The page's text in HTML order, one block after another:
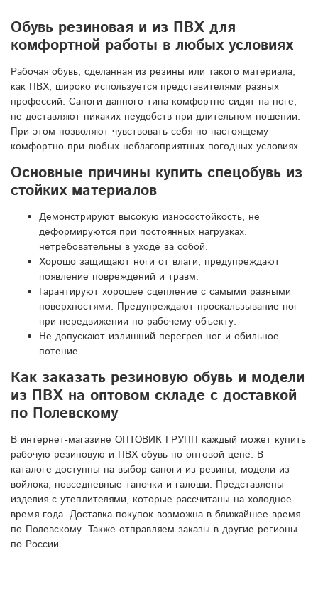
Обувь резиновая и из ПВХ для
комфортной работы в любых условиях
Рабочая обувь, сделанная из резины или такого материала,
как ПВХ, широко используется представителями разных
профессий. Сапоги данного типа комфортно сидят на ноге,
не доставляют никаких неудобств при длительном ношении.
При этом позволяют чувствовать себя по-настоящему
комфортно при любых неблагоприятных погодных условиях.
Основные причины купить спецобувь из
стойких материалов
Демонстрируют высокую износостойкость, не
деформируются при постоянных нагрузках,
нетребовательны в уходе за собой.
Хорошо защищают ноги от влаги, предупреждают
появление повреждений и травм.
Гарантируют хорошее сцепление с самыми разными
поверхностями. Предупреждают проскальзывание ног
при передвижении по рабочему объекту.
Не допускают излишний перегрев ног и обильное
потение.
Как заказать резиновую обувь и модели
из ПВХ на оптовом складе с доставкой
по Полевскому
В интернет-магазине ОПТОВИК ГРУПП каждый может купить
рабочую резиновую и ПВХ обувь по оптовой цене. В
каталоге доступны на выбор сапоги из резины, модели из
войлока, повседневные тапочки и галоши. Представлены
изделия с утеплителями, которые рассчитаны на холодное
время года. Доставка покупок возможна в ближайшее время
по Полевскому. Также отправляем заказы в другие регионы
по России.